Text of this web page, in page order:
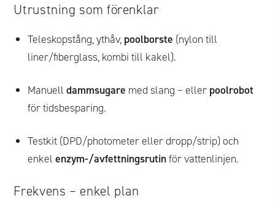
Utrustning som förenklar
Teleskopstång, yt­håv, poolborste (nylon till
liner/fiberglass, kombi till kakel).
Manuelldammsugare med slang – eller poolrobot
för tidsbesparing.
Testkit (DPD/photometer eller dropp/strip) och
enkelenzym-/avfettningsrutinför vattenlinjen.
Frekvens – enkel plan